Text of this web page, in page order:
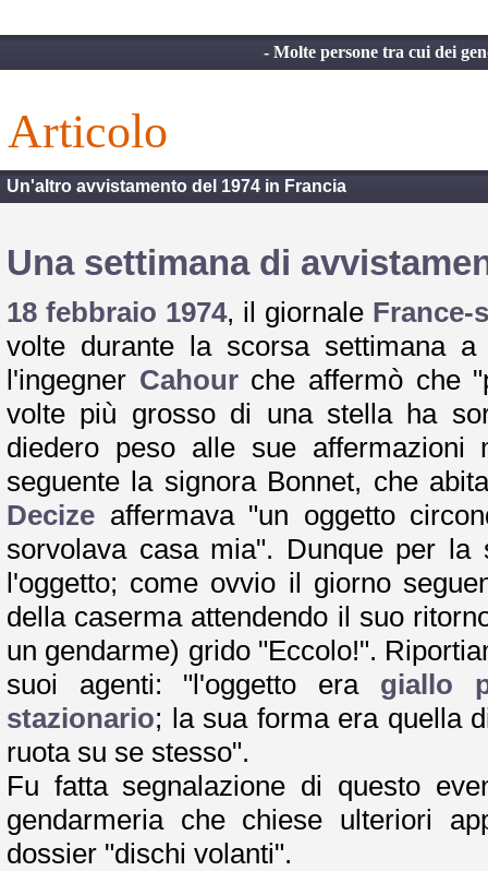
- Molte persone tra cui dei
articolo
Un'altro avvistamento del 1974 in Francia
Una settimana di
18 febbraio 1974, il giornale France-
volte durante la scorsa settimana
l'ingegner Cahourche affermò che
volte più grosso di una stella ha
diedero peso alle sue affermazioni
seguente la signora Bonnet, che
Decize affermava "un oggetto
sorvolava casa mia". Dunque per
l'oggetto; come ovvio il giorno
della caserma attendendo il suo
un gendarme) grido "Eccolo!".
suoi agenti: "l'oggetto era giallo
stazionario; la sua forma era quella
ruota su se stesso".
Fu fatta segnalazione di questo
gendarmeria che chiese ulteriori
dossier "dischi volanti".